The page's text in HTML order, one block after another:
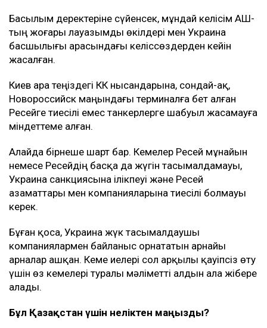
Басылым деректеріне сүйенсек, мұндай келісім АҚШ-
тың жоғары лауазымды өкілдері мен Украина
басшылығы арасындағы келіссөздерден кейін
жасалған.
Киев Қара теңіздегі КҚК нысандарына, сондай-ақ,
Новороссийск маңындағы терминалға бет алған
Ресейге тиесілі емес танкерлерге шабуыл жасамауға
міндеттеме алған.
Алайда бірнеше шарт бар. Кемелер Ресей мұнайын
немесе Ресейдің басқа да жүгін тасымалдамауы,
Украина санкциясына ілікпеуі және Ресей
азаматтары мен компанияларына тиесілі болмауы
керек.
Бұған қоса, Украина жүк тасымалдаушы
компаниялармен байланыс орнататын арнайы
арналар ашқан. Кеме иелері сол арқылы қауіпсіз өту
үшін өз кемелері туралы мәліметті алдын ала жібере
алады.
Бұл Қазақстан үшін неліктен маңызды?